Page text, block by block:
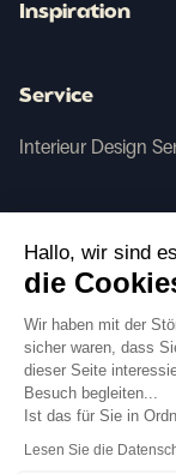
Folgen Sie uns
Inspiration
Service
Interieur Design
Hallo, wir sind
die
Wir haben mit der
sicher waren, dass
dieser Seite
Besuch begleiten...
Ist das für Sie in
Lesen Sie die